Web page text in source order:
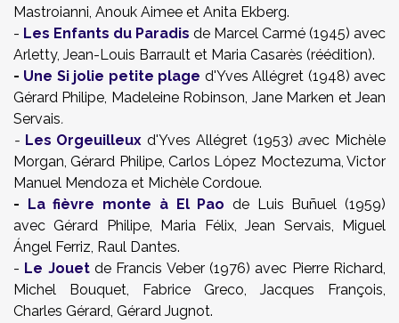
Mastroianni, Anouk Aimee et Anita Ekberg.
- Les Enfants du Paradis de Marcel Carmé (1945) avec
Arletty, Jean-Louis Barrault et Maria Casarès (réédition).
- Une Si jolie petite plage d'Yves Allégret (1948) avec
Gérard Philipe, Madeleine Robinson, Jane Marken et Jean
Servais.
- Les Orgeuilleux d'Yves Allégret (1953) avec Michèle
Morgan, Gérard Philipe, Carlos López Moctezuma, Victor
Manuel Mendoza et Michèle Cordoue.
- La fièvre monte à El Pao de Luis Buñuel (1959)
avecGérard Philipe, Maria Félix, Jean Servais, Miguel
Ángel Ferriz, Raul Dantes.
- Le Jouetde Francis Veber (1976) avec Pierre Richard,
Michel Bouquet, Fabrice Greco, Jacques François,
Charles Gérard, Gérard Jugnot.